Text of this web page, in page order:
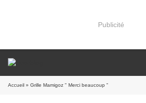
Publicité
Accueil » Grille Mamigoz " Merci beaucoup "